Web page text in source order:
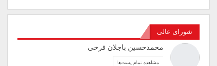
شورای عالی
محمدحسین باجلان فرخی
مشاهده تمام پست‌ها